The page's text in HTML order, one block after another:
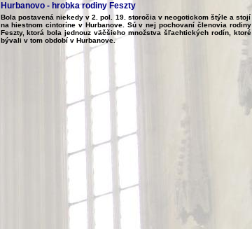
Hurbanovo - hrobka rodiny Feszty
Bola postavená niekedy v 2. pol. 19. storočia v neogotickom štýle a stojí
na hiestnom cintoríne v Hurbanove. Sú v nej pochovaní členovia rodiny
Feszty, ktorá bola jednouz väčšieho množstva šľachtických rodín, ktoré
bývali v tom období v Hurbanove.